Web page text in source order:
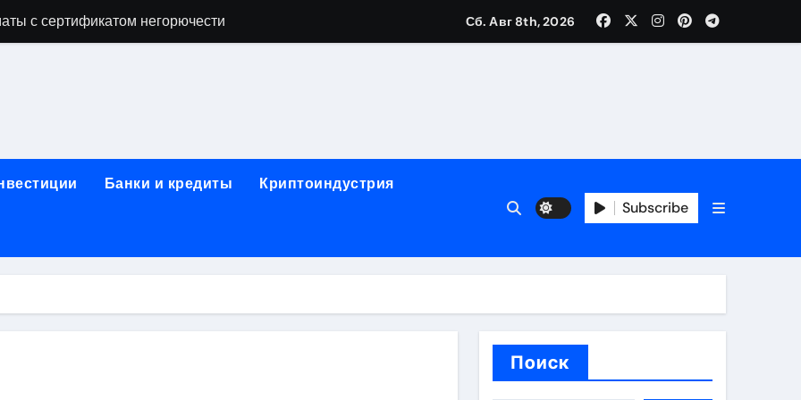
с сертификатом негорючести
и направляющих для конвейерных лент
лотков для хранения электронных компонентов
этапы строительства, проверка застройщика и сценарии оформления сделки
информация о сельскохозяйственных предприятиях
Сб. Авг 8th, 2026
Банки и кредиты Криптоиндустрия
Subscribe
Поиск